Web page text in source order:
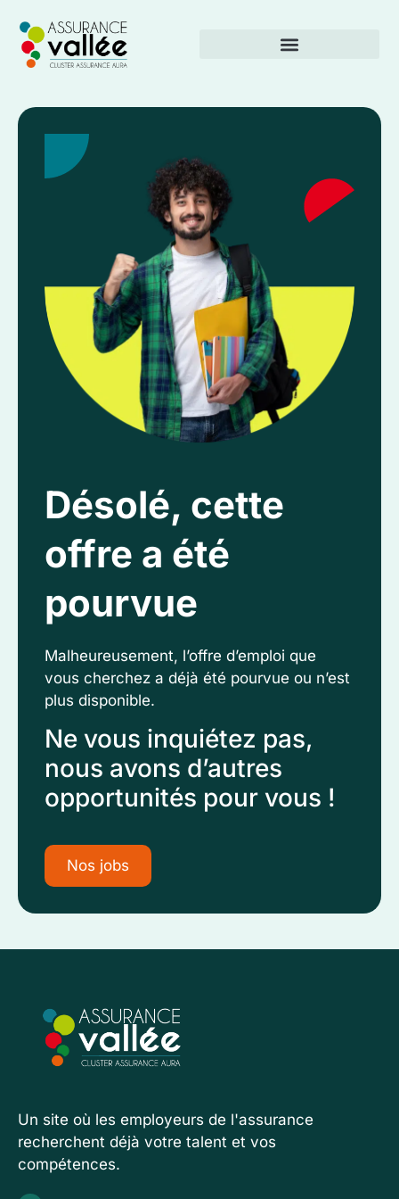
Désolé, cette
offre a été
pourvue
Malheureusement, l’offre d’emploi que
vous cherchez a déjà été pourvue ou n’est
plus disponible.
Ne vous inquiétez pas,
nous avons d’autres
opportunités pour vous !
Nos jobs
Un site où les employeurs de l'assurance
recherchent déjà votre talent et vos
compétences.